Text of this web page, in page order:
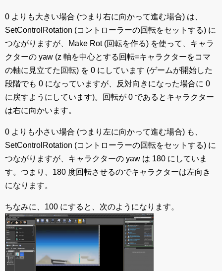
0 よりも大きい場合 (つまり右に向かって進む場合) は、
SetControlRotation (コントローラーの回転をセットする) に
つながりますが、Make Rot (回転を作る) を使って、キャラ
クターの yaw (z 軸を中心とする回転=キャラクターをコマ
の軸に見立てた回転) を 0 にしています (ゲームが開始した
段階でも 0 になっていますが、反対向きになった場合に 0
に戻すようにしています)。回転が 0 であるとキャラクター
は右に向かいます。
0 よりも小さい場合 (つまり左に向かって進む場合) も、
SetControlRotation (コントローラーの回転をセットする) に
つながりますが、キャラクターの yaw は 180 にしていま
す。つまり、180 度回転させるのでキャラクターは左向き
になります。
ちなみに、100 にすると、次のようになります。